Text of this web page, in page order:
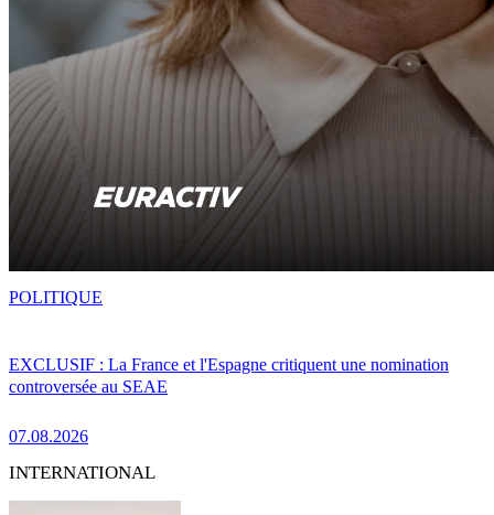
EXCLUSIF : La France et l'Espagne critiquent une nomination
controversée au SEAE
07.08.2026
POLITIQUE
INTERNATIONAL